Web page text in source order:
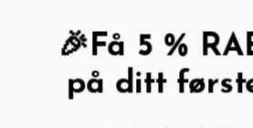
🎉Få 5 %
på ditt